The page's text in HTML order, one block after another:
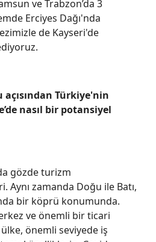
ve Trabzon’da 3
Erciyes Dağı'nda
de Kayseri'de
Türkiye'nin
nasıl bir potansiyel
gözde turizm
Aynı zamanda Doğu ile Batı,
bir köprü konumunda.
ve önemli bir ticari
önemli seviyede iş